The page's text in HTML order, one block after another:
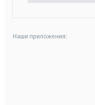
Наши приложения: